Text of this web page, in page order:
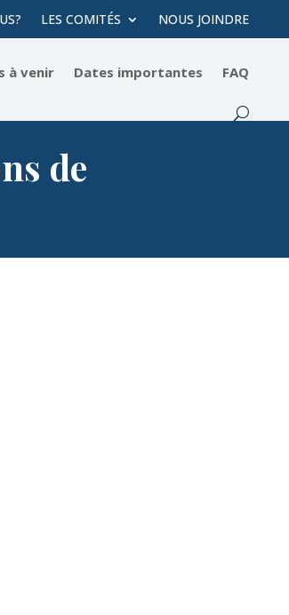
LES COMITÉS NOUS JOINDRE
à venir Dates importantes FAQ
de